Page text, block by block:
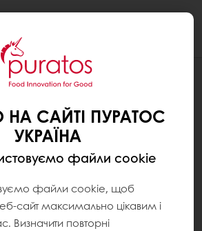
МАНГО-ВАНІЛЬ
НА САЙТІ ПУРАТОС
УКРАЇНА
файли cookie
файли cookie, щоб
сайт максимально цікавим і
Визначити повторні